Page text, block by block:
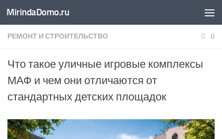
Перейти к содержимому
MirindaDomo.ru
РЕМОНТ И СТРОИТЕЛЬСТВО 0
Что такое уличные игровые комплексы
МАФ и чем они отличаются от
стандартных детских площадок